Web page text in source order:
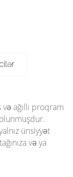
ağıllı proqram
ünsiyyət
və ya